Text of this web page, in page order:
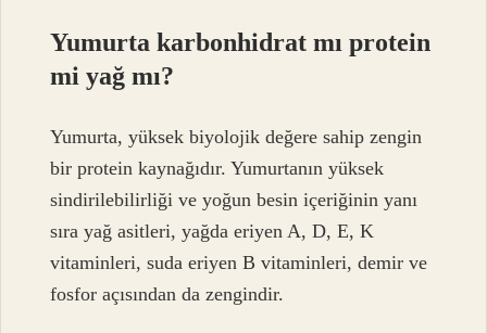
Yumurta karbonhidrat mı protein
mi yağ mı?
Yumurta, yüksek biyolojik değere sahip zengin
bir protein kaynağıdır. Yumurtanın yüksek
sindirilebilirliği ve yoğun besin içeriğinin yanı
sıra yağ asitleri, yağda eriyen A, D, E, K
vitaminleri, suda eriyen B vitaminleri, demir ve
fosfor açısından da zengindir.